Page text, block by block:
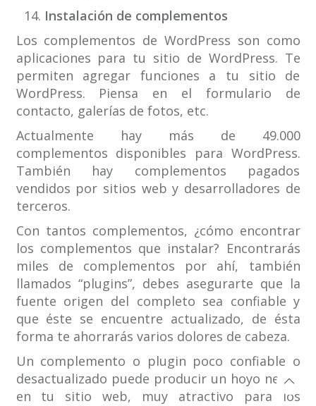
Instalación de complementos
Los complementos de WordPress son como
aplicaciones para tu sitio de WordPress. Te
permiten agregar funciones a tu sitio de
WordPress. Piensa en el formulario de
contacto, galerías de fotos, etc.
Actualmente hay más de 49.000
complementos disponibles para WordPress.
También hay complementos pagados
vendidos por sitios web y desarrolladores de
terceros.
Con tantos complementos, ¿cómo encontrar
los complementos que instalar? Encontrarás
miles de complementos por ahí, también
llamados “plugins”, debes asegurarte que la
fuente origen del completo sea confiable y
que éste se encuentre actualizado, de ésta
forma te ahorrarás varios dolores de cabeza.
Un complemento o plugin poco confiable o
desactualizado puede producir un hoyo negro
en tu sitio web, muy atractivo para los